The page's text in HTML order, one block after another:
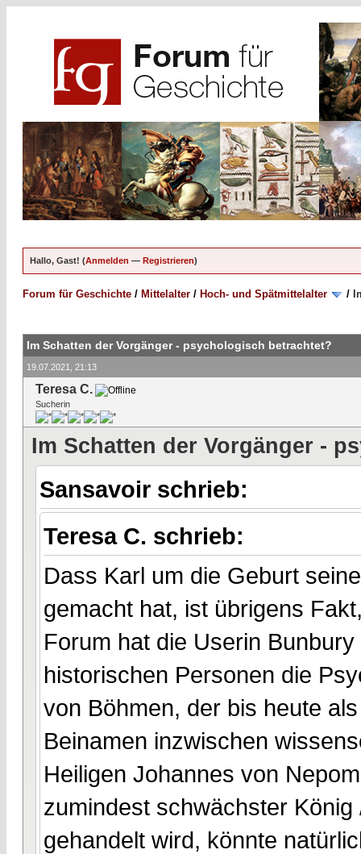
Hallo, Gast! (Anmelden — Registrieren)
Forum für Geschichte / Mittelalter / Hoch- und Spätmittelalter /
Im Schatten der Vorgänger - psychologisch betrachtet?
19.07.2021, 21:13
Teresa C.
Sucherin
Im Schatten der Vorgänger -
Sansavoir schrieb:
Teresa C. schrieb:
Dass Karl um die Geburt
gemacht hat, ist übrigens
Forum hat die Userin
historischen Personen die
von Böhmen, der bis heute
Beinamen inzwischen
Heiligen Johannes von
zumindest schwächster
gehandelt wird, könnte